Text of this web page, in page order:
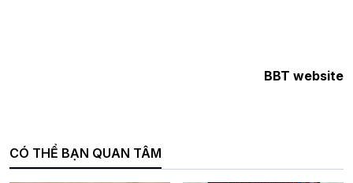
BBT website
CÓ THỂ BẠN QUAN TÂM